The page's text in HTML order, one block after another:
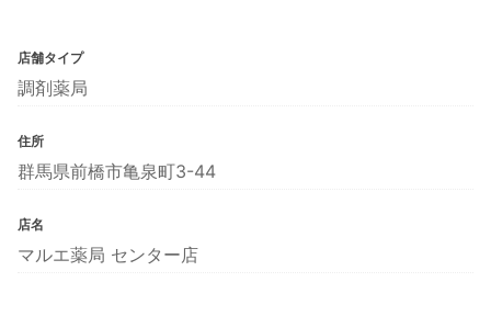
店舗タイプ
調剤薬局
住所
群馬県前橋市亀泉町3-44
店名
マルエ薬局 センター店